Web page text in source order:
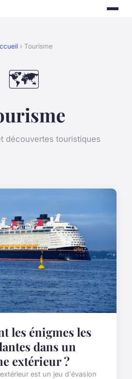
› Tourisme
🗺️
découvertes touristiques
les énigmes les
dans un
extérieur ?
est un jeu d'évasion